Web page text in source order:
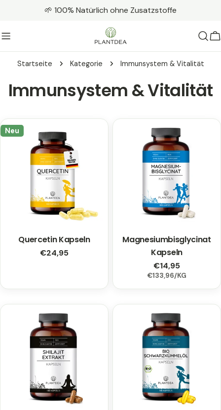
springen
🌱 100% Natürlich ohne Zusatzstoffe
Startseite Kategorie Immunsystem & Vitalität
K
t
Immunsystem & Vitalität
Neu
Typ:
Quercetin Kapseln
Regulärer
€24,95
Typ:
Magnesiumbisglycinat
Kapseln
Regulärer
Preis
€14,95
EINZELPREIS
€133,96/PRO
KG